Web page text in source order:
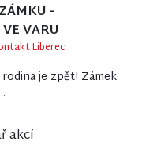
-
VARU
Liberec
je zpět! Zámek
akcí